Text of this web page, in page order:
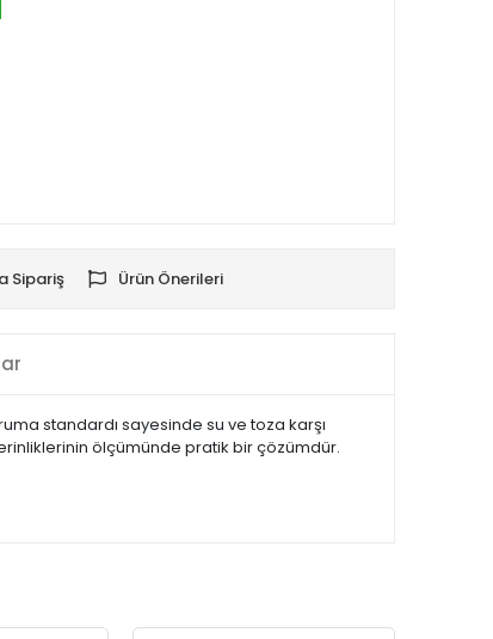
Sipariş Ürün Önerileri
standardı sayesinde su ve toza karşı
ölçümünde pratik bir çözümdür.